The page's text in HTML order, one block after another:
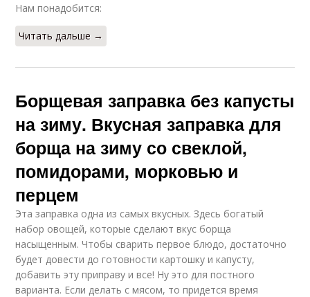
Нам понадобится:
Читать дальше →
Борщевая заправка без капусты
на зиму. Вкусная заправка для
борща на зиму со свеклой,
помидорами, морковью и
перцем
Эта заправка одна из самых вкусных. Здесь богатый
набор овощей, которые сделают вкус борща
насыщенным. Чтобы сварить первое блюдо, достаточно
будет довести до готовности картошку и капусту,
добавить эту приправу и все! Ну это для постного
варианта. Если делать с мясом, то придется время